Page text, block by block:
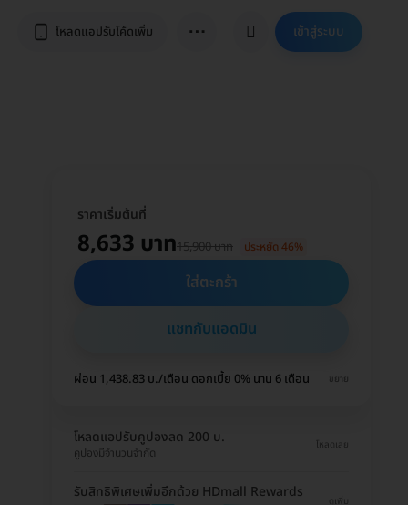
โหลดแอปรับโค้ดเพิ่ม ⋯ เข้าสู่ระบบ
ราคาเริ่มต้นที่
8,633 บาท15,900 บาท ประหยัด 46%
ใส่ตะกร้า
แชทกับแอดมิน
ผ่อน 1,438.83 บ./เดือน ดอกเบี้ย 0% นาน 6 เดือน ขยาย
โหลดแอปรับคูปองลด 200 บ.
คูปองมีจำนวนจำกัด
โหลดเลย
รับสิทธิพิเศษเพิ่มอีกด้วย HDmall Rewards
ดูเพิ่ม